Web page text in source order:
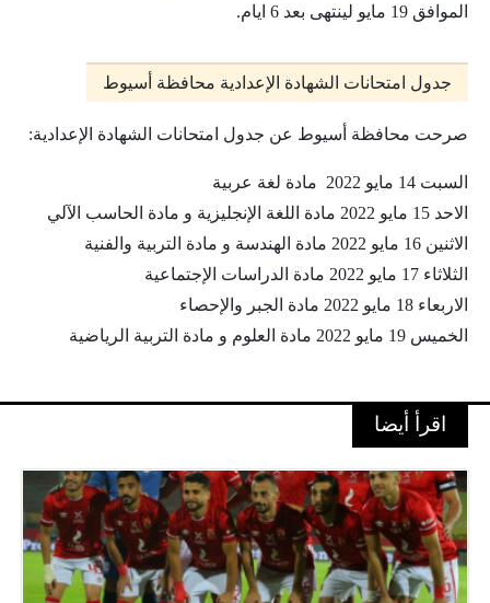
الموافق 19 مايو لينتهى بعد 6 ايام.
جدول امتحانات الشهادة الإعدادية محافظة أسيوط
صرحت محافظة أسيوط عن جدول امتحانات الشهادة الإعدادية:
السبت 14 مايو 2022 مادة لغة عربية
الاحد 15 مايو 2022 مادة اللغة الإنجليزية و مادة الحاسب الآلي
الاثنين 16 مايو 2022 مادة الهندسة و مادة التربية والفنية
الثلاثاء 17 مايو 2022 مادة الدراسات الإجتماعية
الاربعاء 18 مايو 2022 مادة الجبر والإحصاء
الخميس 19 مايو 2022 مادة العلوم و مادة التربية الرياضية
اقرأ أيضا